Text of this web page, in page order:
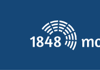
Hoofdmenu